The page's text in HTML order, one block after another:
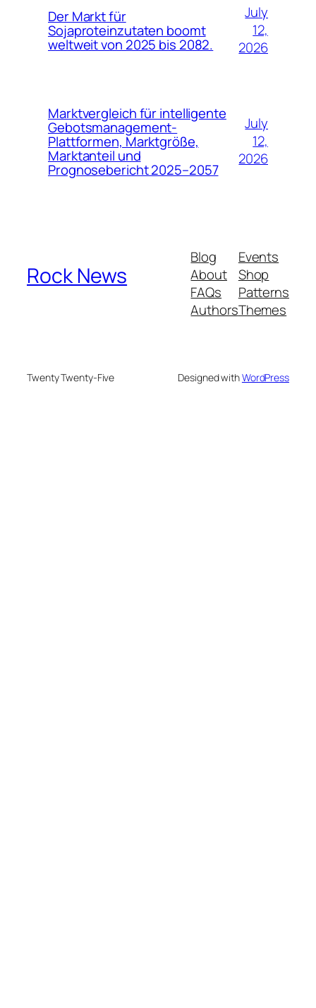
Der Markt für
Sojaproteinzutaten boomt
weltweit von 2025 bis 2082.
July
12,
2026
Marktvergleich für intelligente
Gebotsmanagement-
Plattformen, Marktgröße,
Marktanteil und
Prognosebericht 2025–2057
July
12,
2026
Rock News
Blog
About
FAQs
Authors
Events
Shop
Patterns
Themes
Twenty Twenty-Five Designed withWordPress